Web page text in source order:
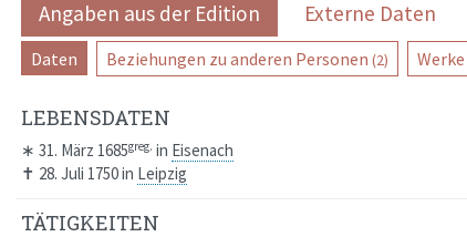
Angaben aus der Edition Externe Daten
Daten Beziehungen zu anderen Personen (2) Werke
LEBENSDATEN
∗ 31. März 1685greg. in Eisenach
✝ 28. Juli 1750in Leipzig
TÄTIGKEITEN